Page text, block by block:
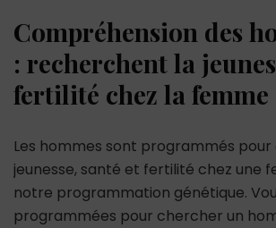
Compréhension des
: recherchent la
fertilité chez la femme
Les hommes sont programmés
jeunesse, santé et fertilité chez une
notre programmation génétique.
programmées pour chercher un